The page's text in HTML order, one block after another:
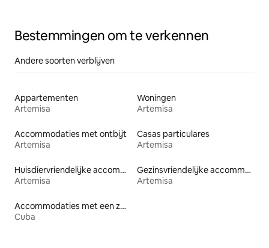
Bestemmingen om te verkennen
Andere soorten verblijven
Appartementen
Artemisa
Woningen
Artemisa
Accommodaties met ontbijt
Artemisa
Casas particulares
Artemisa
Huisdiervriendelijke accommodaties
Artemisa
Gezinsvriendelijke accommodaties
Artemisa
Accommodaties met een zwembad
Cuba